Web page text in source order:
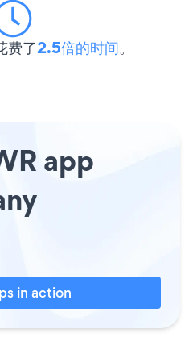
费了2.5倍的时间。
app
in action